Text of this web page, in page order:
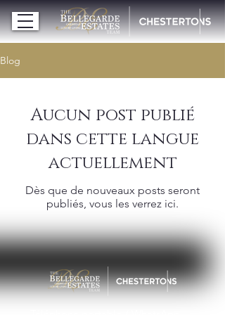
Blog
Aucun post publié
dans cette langue
actuellement
Dès que de nouveaux posts seront
publiés, vous les verrez ici.